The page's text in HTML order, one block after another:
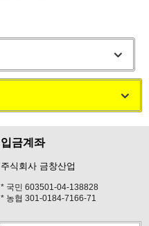
입금계좌
주식회사 금창산업
* 국민 603501-04-138828
* 농협 301-0184-7166-71